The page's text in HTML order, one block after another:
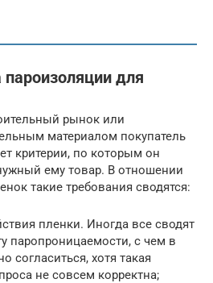
для
рынок или
материалом покупатель
критерии, по которым он
ему товар. В отношении
такие требования сводятся:
пленки. Иногда все сводят
паропроницаемости, с чем в
согласиться, хотя такая
не совсем корректна;